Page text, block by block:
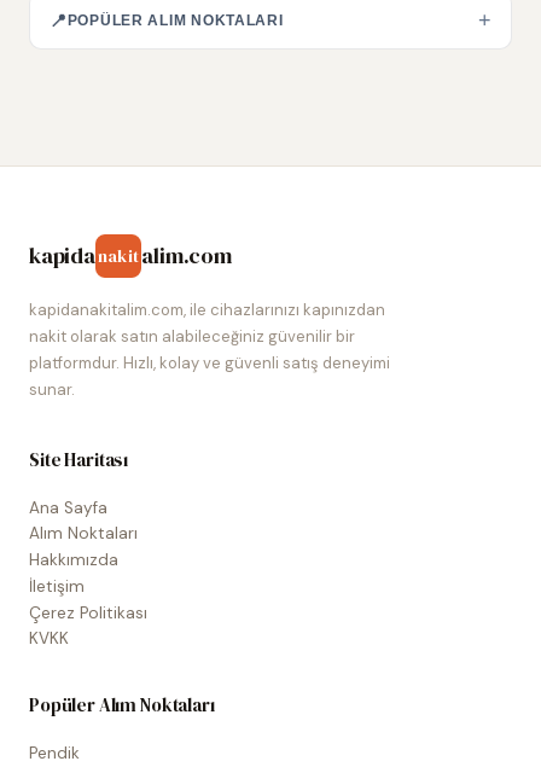
📍 POPÜLER ALIM NOKTALARI +
kapidanakitalim.com
kapidanakitalim.com, ile cihazlarınızı kapınızdan
nakit olarak satın alabileceğiniz güvenilir bir
platformdur. Hızlı, kolay ve güvenli satış deneyimi
sunar.
Site Haritası
Ana Sayfa
Alım Noktaları
Hakkımızda
İletişim
Çerez Politikası
KVKK
Popüler Alım Noktaları
Pendik